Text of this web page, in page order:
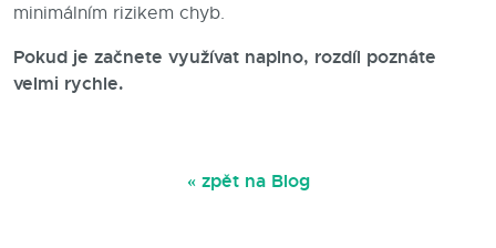
minimálním rizikem chyb.
Pokud je začnete využívat naplno, rozdíl poznáte
velmi rychle.
« zpět na Blog